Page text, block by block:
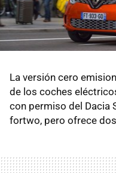
La versión cero
de los coches
con permiso del Dacia
fortwo, pero ofrece